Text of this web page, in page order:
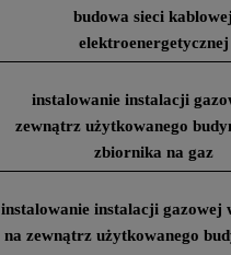
budowa sieci kablowej
elektroenergetycznej
instalowanie instalacji
zewnątrz użytkowanego
zbiornika na gaz
instalowanie instalacji gazowej
na zewnątrz użytkowanego